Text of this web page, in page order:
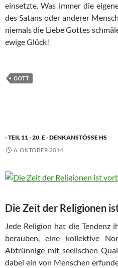
einsetzte. Was immer die
des Satans oder anderer
niemals die Liebe Gottes
ewige Glück!
GOTT
- TEIL 11 - 20,E - DENKANSTÖSSE HS
6. OKTOBER 2014
Die Zeit der Religionen
Jede Religion hat die Tendenz
berauben, eine kollektive
Abtrünnige mit seelischen
dabei ein von Menschen